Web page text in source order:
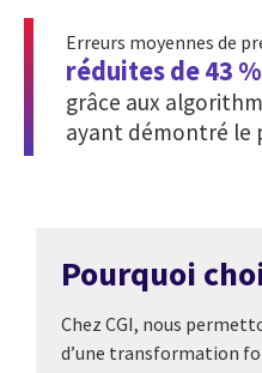
Erreurs moyennes de
réduites de 43 %
grâce aux
ayant démontré le
Pourquoi
Chez CGI, nous
d’une transformation